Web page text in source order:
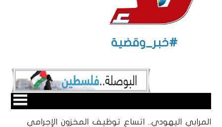
#خبر_وقضية
المرابي اليهودي.. اتساع توظيف المخزون الإجرامي